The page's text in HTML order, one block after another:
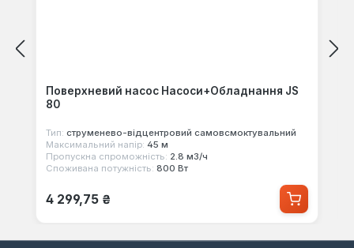
Поверхневий насос Насоси+Обладнання JS
80
Тип: струменево-відцентровий самовсмоктувальний
Максимальний напір: 45 м
Пропускна спроможність: 2.8 м3/ч
Споживана потужність: 800 Вт
Звичайна ціна:
4 299,75 ₴